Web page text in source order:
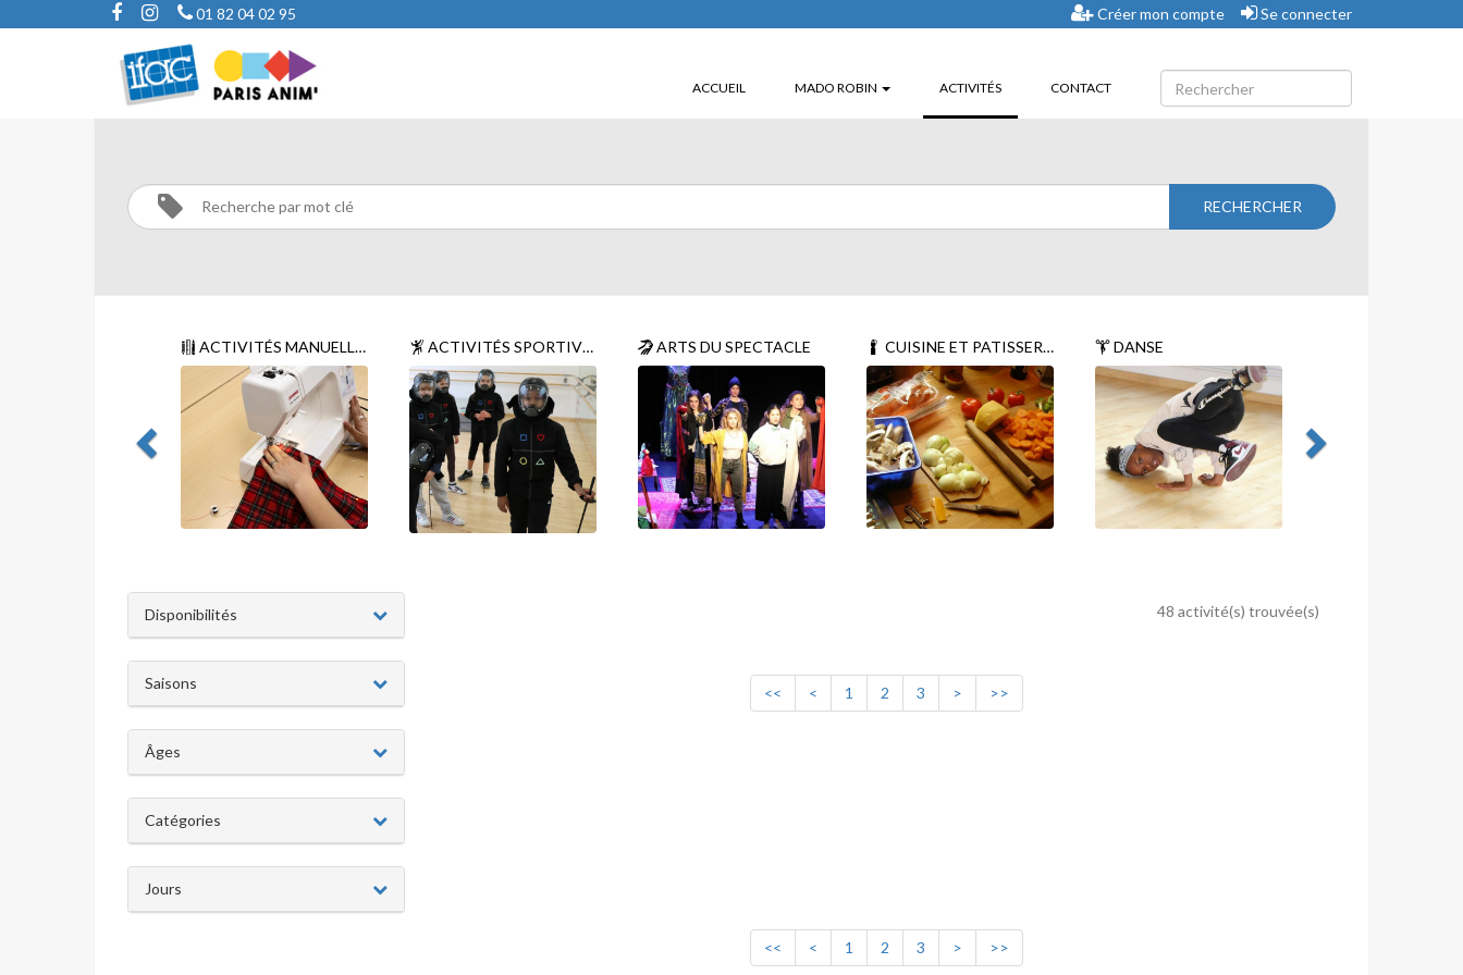
01 82 04 02 95 Créer mon compte Se connecter
ACCUEIL MADO ROBIN ACTIVITÉS(CURRENT)CONTACT
CATÉGORIES
ACTIVITÉS MANUELLES ACTIVITÉS SPORTIVES ARTS DU SPECTACLE CUISINE ET PATISSERIE DANSE
Disponibilités
Saisons
Âges
Catégories
Jours
48 activité(s) trouvée(s)
<< < 1 2 3 > >>
<< < 1 2 3 > >>